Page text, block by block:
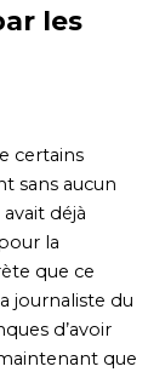
les
certains
sans aucun
déjà
la
que ce
journaliste du
d’avoir
que